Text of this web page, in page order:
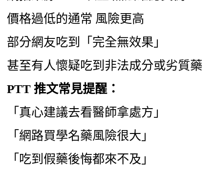
價格過低的通常 風險更高
部分網友吃到「完全無效果」
甚至有人懷疑吃到非法成分或劣質藥
PTT 推文常見提醒：
「真心建議去看醫師拿處方」
「網路買學名藥風險很大」
「吃到假藥後悔都來不及」